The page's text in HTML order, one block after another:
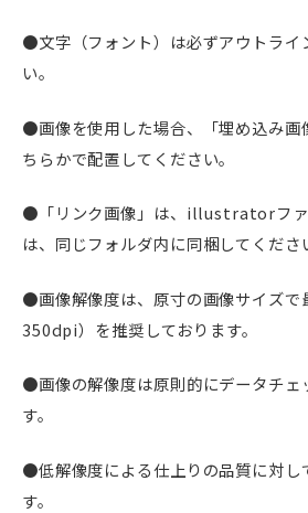
●文字（フォント）は必ずアウトライ
い。
●画像を使用した場合、「埋め込み画
ちらかで配置してください。
●「リンク画像」は、illustratorファ
は、同じフォルダ内に同梱してくださ
●画像解像度は、原寸の画像サイズ
350dpi）を推奨しております。
●画像の解像度は原則的にデータチェ
す。
●低解像度による仕上りの品質に対し
す。